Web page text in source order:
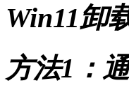
Win11卸
方法1：